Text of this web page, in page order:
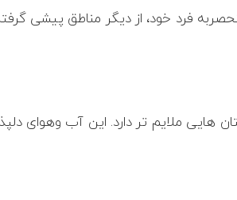
فرد خود، از دیگر مناطق پیشی
ملایم تر دارد. این آب وهوای